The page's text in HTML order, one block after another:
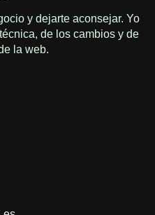
y dejarte aconsejar. Yo
de los cambios y de
la web.